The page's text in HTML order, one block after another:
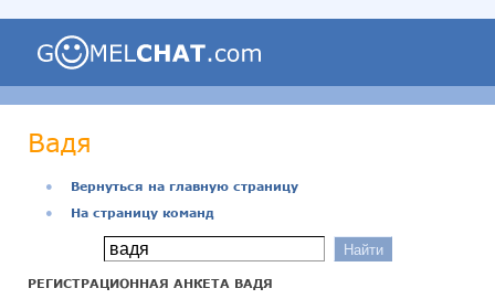
Вадя
●
Вернуться на главную страницу
●
На страницу команд
РЕГИСТРАЦИОННАЯ АНКЕТА ВАДЯ